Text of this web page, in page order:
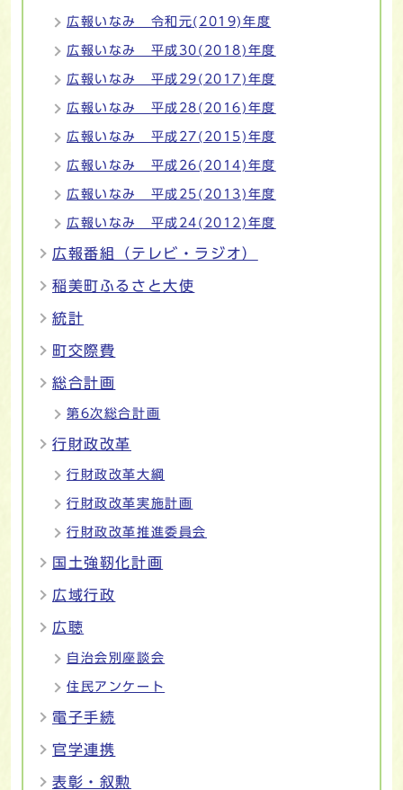
広報いなみ 令和元(2019)年度
広報いなみ 平成30(2018)年度
広報いなみ 平成29(2017)年度
広報いなみ 平成28(2016)年度
広報いなみ 平成27(2015)年度
広報いなみ 平成26(2014)年度
広報いなみ 平成25(2013)年度
広報いなみ 平成24(2012)年度
広報番組（テレビ・ラジオ）
稲美町ふるさと大使
統計
町交際費
総合計画
第6次総合計画
行財政改革
行財政改革大綱
行財政改革実施計画
行財政改革推進委員会
国土強靭化計画
広域行政
広聴
自治会別座談会
住民アンケート
電子手続
官学連携
表彰・叙勲